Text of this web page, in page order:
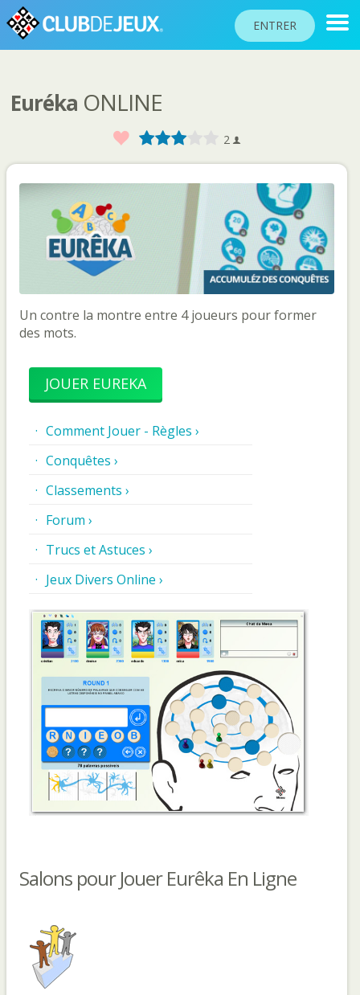
ENTRER
CLASSEMENTS
COMMUNAUTÉ
AIDE
PASSEPORT
JOUER
Langue du site
Euréka ONLINE
Favoris 5
2
1 2
Un contre la montre entre 4 joueurs pour former
des mots.
JOUER EUREKA
Comment Jouer - Règles ›
Conquêtes ›
Classements ›
Forum ›
Trucs et Astuces ›
Jeux Divers Online ›
Salons pour Jouer Eurêka En Ligne